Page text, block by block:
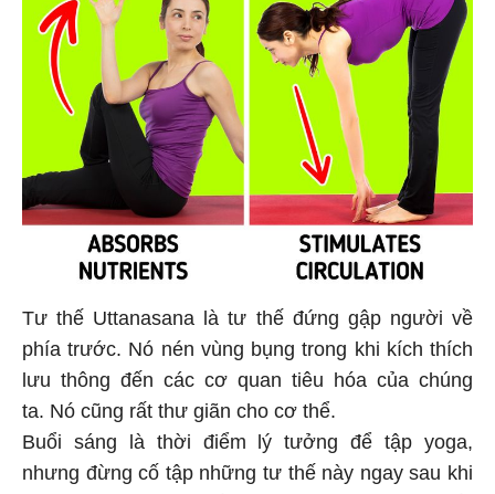
Tư thế Uttanasana là tư thế đứng gập người về
phía trước. Nó nén vùng bụng trong khi kích thích
lưu thông đến các cơ quan tiêu hóa của chúng
ta. Nó cũng rất thư giãn cho cơ thể.
Buổi sáng là thời điểm lý tưởng để tập yoga,
nhưng đừng cố tập những tư thế này ngay sau khi